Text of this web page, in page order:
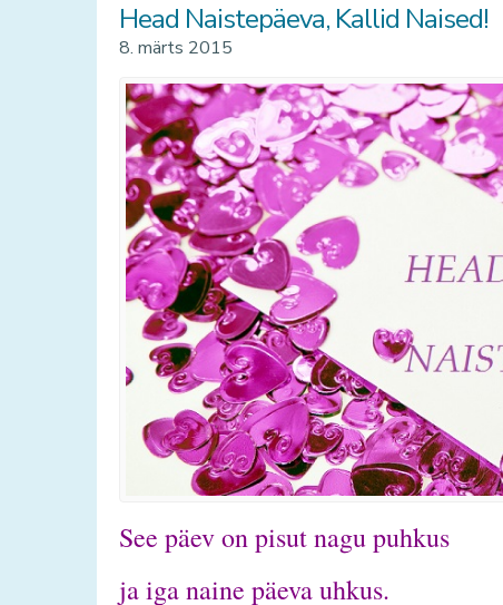
Head Naistepäeva, Kallid Naised!
8. märts 2015
See päev on pisut nagu puhkus
ja iga naine päeva uhkus.